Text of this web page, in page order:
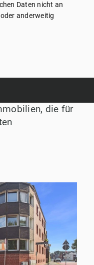
Daten nicht an
anderweitig
die für